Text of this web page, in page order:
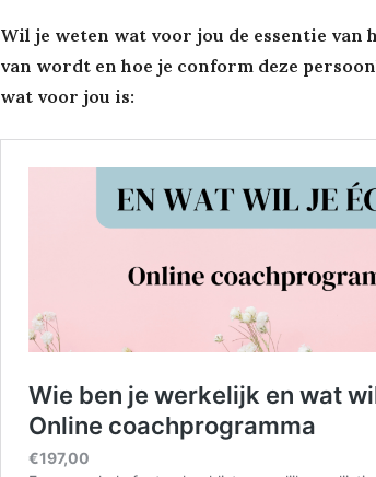
Wil je weten wat voor jou de essentie
van wordt en hoe je conform deze
wat voor jou is: